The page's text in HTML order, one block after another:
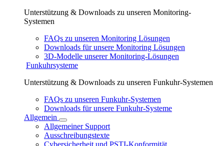
Unterstützung & Downloads zu unseren Monitoring-
Systemen
FAQs zu unseren Monitoring Lösungen
Downloads für unsere Monitoring Lösungen
3D-Modelle unserer Monitoring-Lösungen
Funkuhrsysteme
Unterstützung & Downloads zu unseren Funkuhr-Systemen
FAQs zu unseren Funkuhr-Systemen
Downloads für unsere Funkuhr-Systeme
Allgemein
Allgemeiner Support
Ausschreibungstexte
Cybersicherheit und PSTI-Konformität